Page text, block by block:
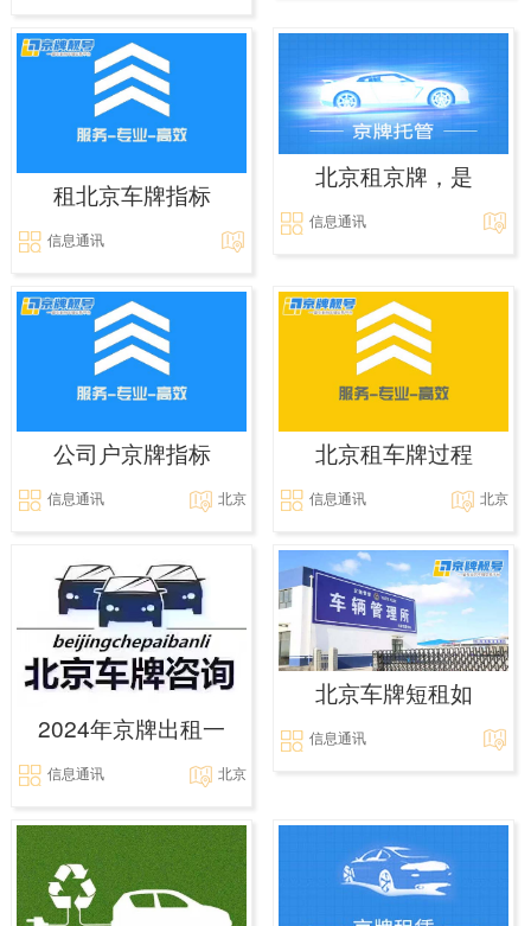
租北京车牌指标
信息通讯
北京租京牌，是
信息通讯
公司户京牌指标
信息通讯 北京
北京租车牌过程
信息通讯 北京
2024年京牌出租一
信息通讯 北京
北京车牌短租如
信息通讯